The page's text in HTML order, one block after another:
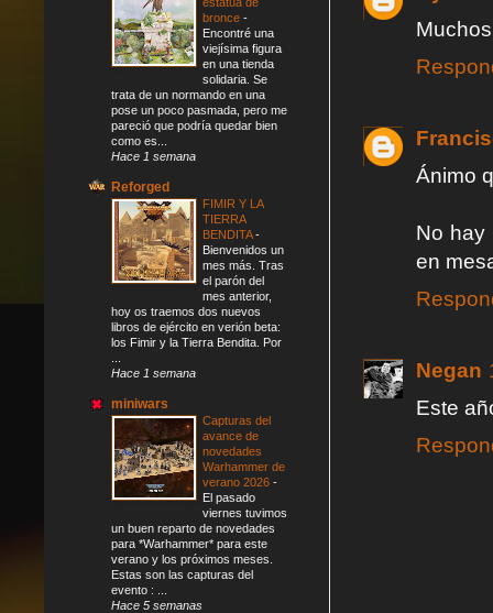
Ánimo
No hay
en
Negan
Este
bronce -
Encontré una
viejísima figura
en una tienda
solidaria. Se
trata de un normando en una
pose un poco pasmada, pero me
pareció que podría quedar bien
como es...
Hace 1 semana
Reforged
FIMIR Y LA
TIERRA
BENDITA-
Bienvenidos un
mes más. Tras
el parón del
mes anterior,
hoy os traemos dos nuevos
libros de ejército en verión beta:
los Fimir y la Tierra Bendita. Por
Hace 1 semana
miniwars
Capturas del
avance de
novedades
Warhammer de
verano 2026 -
El pasado
viernes tuvimos
un buen reparto de novedades
para *Warhammer* para este
verano y los próximos meses.
Estas son las capturas del
evento : ...
Hace 5 semanas